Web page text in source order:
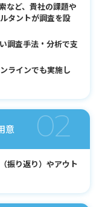
など、貴社の課題や
タントが調査を設
調査手法・分析で支
ラインでも実施し
意 02
振り返り）やアウト